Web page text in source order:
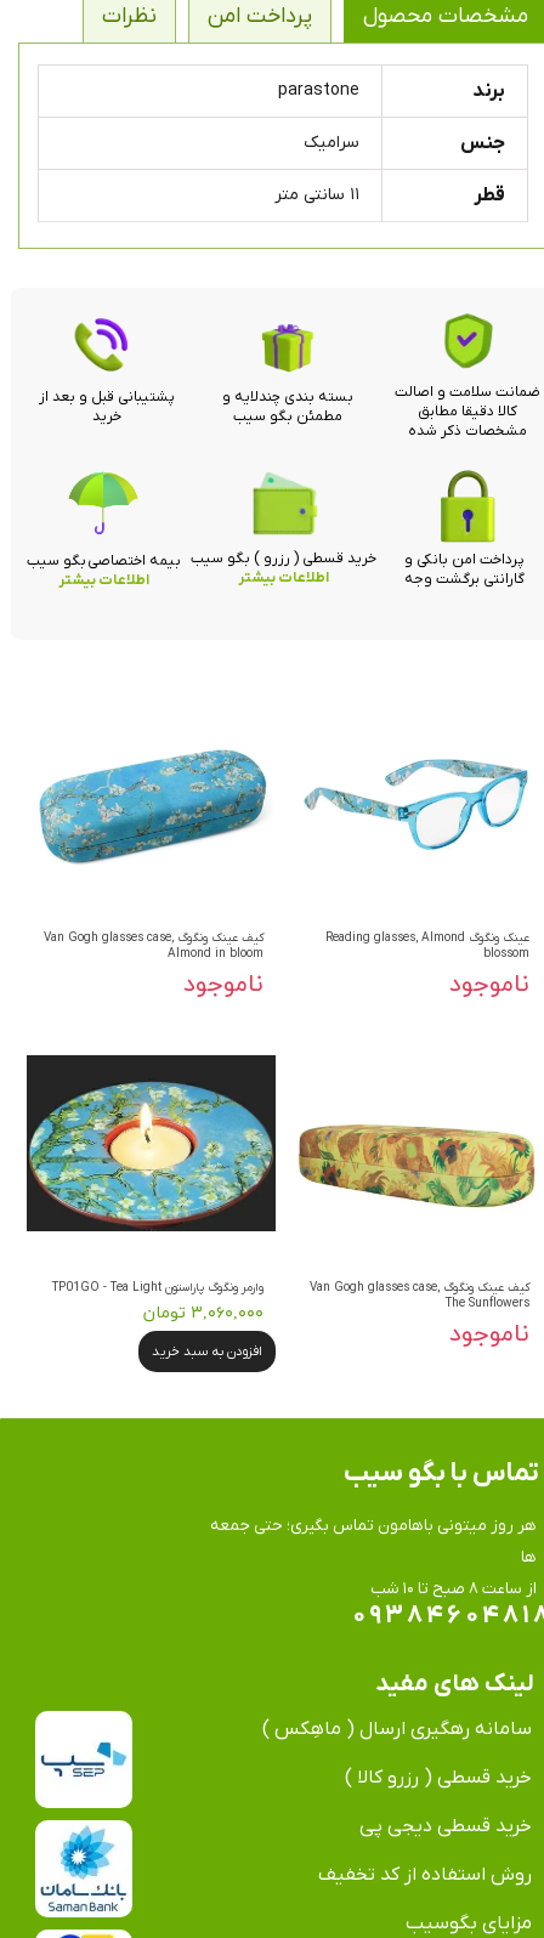
مشخصات محصول پرداخت امن نظرات
برند parastone
جنس سرامیک
قطر ۱۱ سانتی متر
عینک ونگوگ Reading glasses, Almond
blossom
ناموجود
کیف عینک ونگوگ Van Gogh glasses case,
Almond in bloom
ناموجود
کیف عینک ونگوگ Van Gogh glasses case,
The Sunflowers
ناموجود
وارمر ونگوگ پاراستون TP01GO - Tea Light
۳,۰۶۰,۰۰۰ تومان
افزودن به سبد خرید
ضمانت سلامت و اصالت
کالا دقیقا مطابق
مشخصات ذکر شده
بسته بندی چندلایه و
مطمئن بگو سیب
پشتیبانی قبل و بعد از
خرید
خرید قسطی ( رزرو ) بگو سیب
اطلاعات بیشتر
پرداخت امن بانکی و
گارانتی برگشت وجه
بیمه اختصاصی بگو سیب
اطلاعات بیشتر
هر روز میتونی باهامون تماس بگیری؛ حتی جمعه
ها
​​​​​​​از ساعت ۸ صبح تا ۱۰ شب
تماس​​​​​​​ با بگو سیب
لینک های مفید
سامانه رهگیری ارسال ( ماهِکس )
خرید قسطی ( رزرو کالا )
خرید قسطی دیجی پی
روش استفاده از کد تخفیف
مزایای بگوسیب